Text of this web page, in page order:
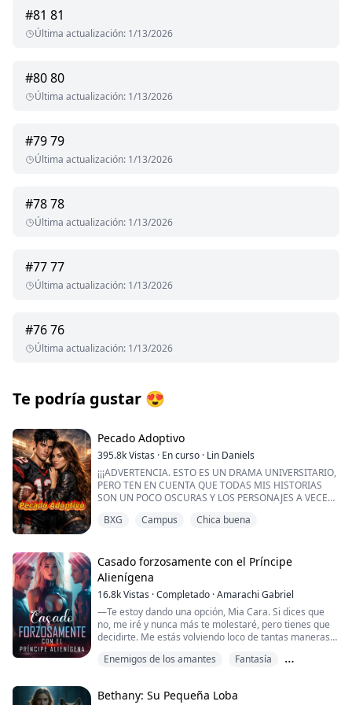
#81 81
Última actualización: 1/13/2026
#8080
Última actualización: 1/13/2026
#7979
Última actualización: 1/13/2026
#7878
Última actualización: 1/13/2026
#7777
Última actualización: 1/13/2026
#7676
Última actualización: 1/13/2026
Te podría gustar 😍
Pecado Adoptivo
395.8kVistas · En curso · Lin Daniels
¡¡¡ADVERTENCIA. ESTO ES UN DRAMA UNIVERSITARIO,
PERO TEN EN CUENTA QUE TODAS MIS HISTORIAS
SON UN POCO OSCURAS Y LOS PERSONAJES A VECES
ALGO SEXY, PERO TAMBIÉN DULCE!!!
prestigiosas del país es un sueño hecho realidad, sobre
todo porque mi hermano adoptivo ya está allí y es la
estrella revelación del fútbol americano.
Es todo lo que siempre he querido...
Hasta que todos mis sueños se hacen pedazos.
Mi “hermano” me odia.
a la grandeza. No quiere saber nada de mí y me trata
BXG Campus Chica buena
Casado forzosamente con el Príncipe
Alienígena
16.8kVistas ·Completado ·Amarachi Gabriel
—Te estoy dando una opción, Mia Cara. Si dices que
no, me iré y nunca más te molestaré, pero tienes que
decidirte. Me estás volviendo loco de tantas maneras
perdiera la batalla que había estado librando durante
Mis labios temblaron mientras resistía el impulso de
Enemigos de los amantes
Fantasía
Bethany: Su Pequeña Loba